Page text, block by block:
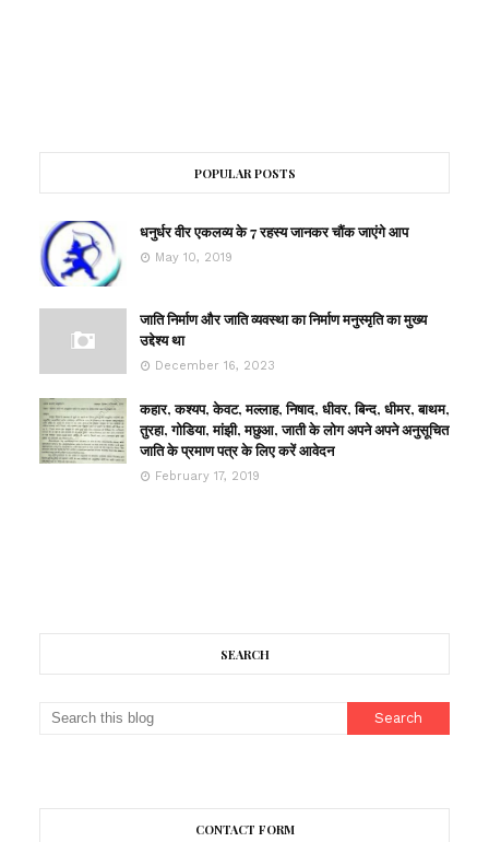
POPULAR POSTS
धनुर्धर वीर एकलव्य के 7 रहस्य जानकर चौंक जाएंगे आप
May 10, 2019
जाति निर्माण और जाति व्यवस्था का निर्माण मनुस्मृति का मुख्य
उद्देश्य था
December 16, 2023
कहार, कश्यप, केवट, मल्लाह, निषाद, धीवर, बिन्द, धीमर, बाथम,
तुरहा, गोडिया, मांझी, मछुआ, जाती के लोग अपने अपने अनुसूचित
जाति के प्रमाण पत्र के लिए करें आवेदन
February 17, 2019
SEARCH
CONTACT FORM